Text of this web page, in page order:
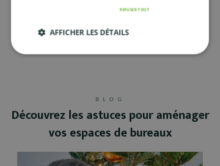
verts ?
BLOG
Découvrez les astuces pour aménager
vos espaces de bureaux
REFUSER TOUT
AFFICHER LES DÉTAILS